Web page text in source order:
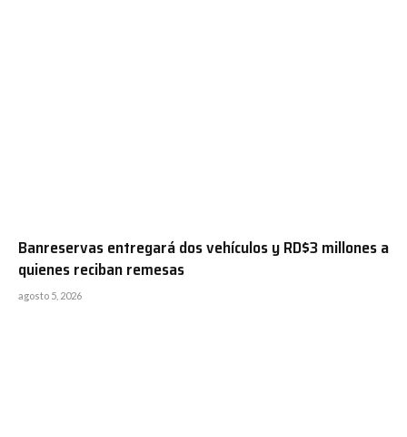
Banreservas entregará dos vehículos y RD$3 millones a
quienes reciban remesas
agosto 5, 2026